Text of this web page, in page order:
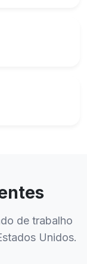
de trabalho
Unidos.